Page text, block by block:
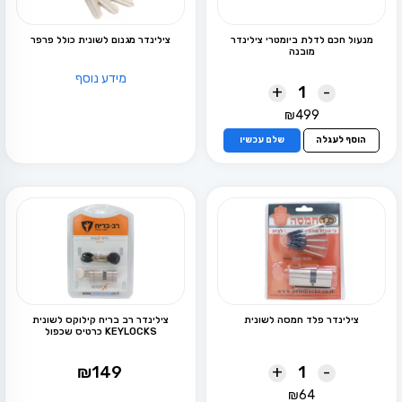
מנעול חכם לדלת ביומטרי צילינדר
מובנה
-
+
₪499
הוסף לעגלה שלם עכשיו
צילינדר מגנום לשונית כולל פרפר
מידע נוסף
צילינדר פלד חמסה לשונית
-
+
₪64
צילינדר רב בריח קילוקס לשונית
KEYLOCKS כרטיס שכפול
₪149